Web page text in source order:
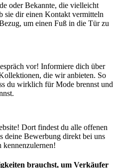
oder Bekannte, die vielleicht
sie dir einen Kontakt vermitteln
um einen Fuß in die Tür zu
vor! Informiere dich über
die wir anbieten. So
du wirklich für Mode brennst und
Dort findest du alle offenen
deine Bewerbung direkt bei uns
kennenzulernen!
brauchst, um Verkäufer